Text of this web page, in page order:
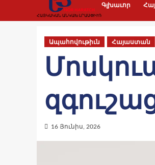
ՀԱՅԿԱԿԱՆ ԱՆԿԱԽ ԼՐԱՍՓԻՒՌ
Գլխաւոր
Ապահովութիւն Հայաստան
16 Յունիս, 2026